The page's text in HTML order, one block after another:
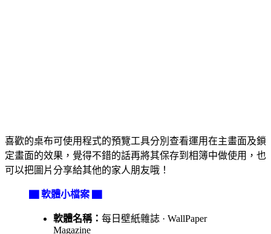
喜歡的桌布可使用程式的預覽工具分別查看運用在主畫面及鎖
定畫面的效果，覺得不錯的話再將其保存到相簿中做使用，也
可以把圖片分享給其他的家人朋友哦！
▇ 軟體小檔案 ▇
軟體名稱： 每日壁紙雜誌 · WallPaper
Magazine